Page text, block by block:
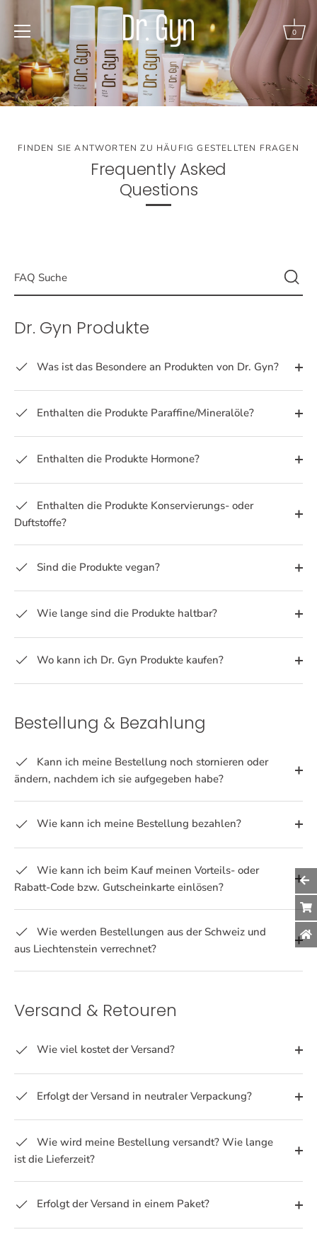
zum
Inhalt
0
FINDEN SIE ANTWORTEN ZU HÄUFIG GESTELLTEN FRAGEN
Frequently Asked
Questions
Dr. Gyn Produkte
Was ist das Besondere an Produkten von Dr. Gyn?
Enthalten die Produkte Paraffine/Mineralöle?
Enthalten die Produkte Hormone?
Enthalten die Produkte Konservierungs- oder
Duftstoffe?
Sind die Produkte vegan?
Wie lange sind die Produkte haltbar?
Wo kann ich Dr. Gyn Produkte kaufen?
Bestellung & Bezahlung
Kann ich meine Bestellung noch stornieren oder
ändern, nachdem ich sie aufgegeben habe?
Wie kann ich meine Bestellung bezahlen?
Wie kann ich beim Kauf meinen Vorteils- oder
Rabatt-Code bzw. Gutscheinkarte einlösen?
Wie werden Bestellungen aus der Schweiz und
aus Liechtenstein verrechnet?
Versand & Retouren
Wie viel kostet der Versand?
Erfolgt der Versand in neutraler Verpackung?
Wie wird meine Bestellung versandt? Wie lange
ist die Lieferzeit?
Erfolgt der Versand in einem Paket?